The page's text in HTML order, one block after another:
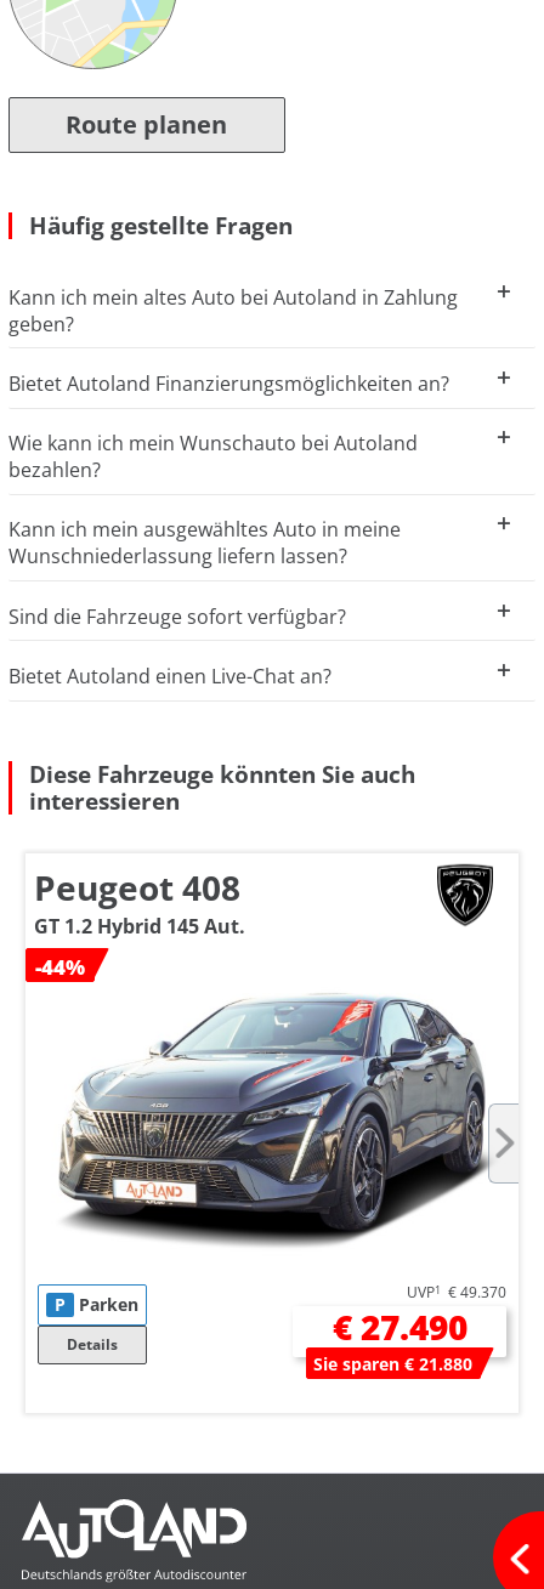
Route planen
Häufig gestellte Fragen
Kann ich mein altes Auto bei Autoland in Zahlung
geben?
Bietet Autoland Finanzierungsmöglichkeiten an?
Wie kann ich mein Wunschauto bei Autoland
bezahlen?
Kann ich mein ausgewähltes Auto in meine
Wunschniederlassung liefern lassen?
Sind die Fahrzeuge sofort verfügbar?
Bietet Autoland einen Live-Chat an?
Diese Fahrzeuge könnten Sie auch
interessieren
Peugeot 408
GT 1.2 Hybrid 145 Aut.
-44%
P Parken
Details
UVP1 € 49.370
€ 27.490
Sie sparen € 21.880